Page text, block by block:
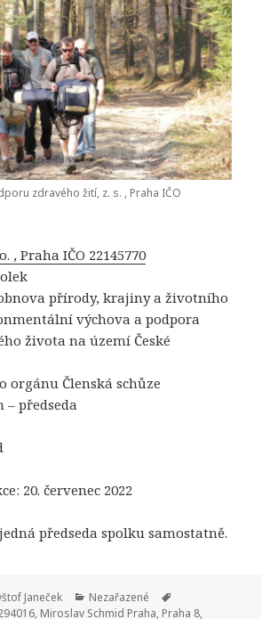
zdravého žití, z. s. , Praha IČO
, Praha IČO 22145770
přírody, krajiny a životního
výchova a podpora
života na území České
orgánu Členská schůze
předseda
20. červenec 2022
předseda spolku samostatně.
Janeček Rubriky:
Nezařazené
, Miroslav Schmid Praha, Praha 8,